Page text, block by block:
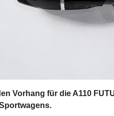
Vorhang für die A110